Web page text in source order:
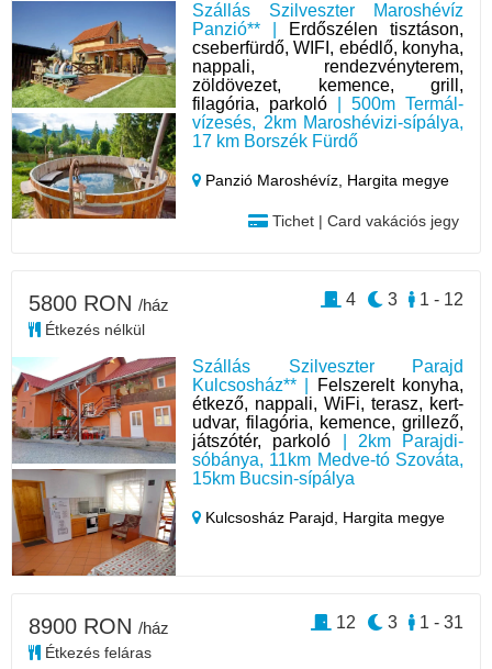
Szállás Szilveszter Maroshévíz
Panzió** |
Erdőszélen tisztáson,
cseberfürdő, WIFI, ebédlő, konyha,
nappali, rendezvényterem,
zöldövezet, kemence, grill,
filagória, parkoló | 500m Termál-
vízesés, 2km Maroshévizi-sípálya,
17 km Borszék Fürdő
Panzió Maroshévíz, Hargita megye
Tichet | Card vakációs jegy
Szállás Szilveszter Parajd
Kulcsosház** |
Felszerelt konyha,
étkező, nappali, WiFi, terasz, kert-
udvar, filagória, kemence, grillező,
játszótér, parkoló | 2km Parajdi-
sóbánya, 11km Medve-tó Szováta,
15km Bucsin-sípálya
Kulcsosház Parajd, Hargita megye
5800 RON /ház
Étkezés nélkül
1 - 12
3
4
8900 RON /ház
Étkezés feláras
1 - 31
3
12